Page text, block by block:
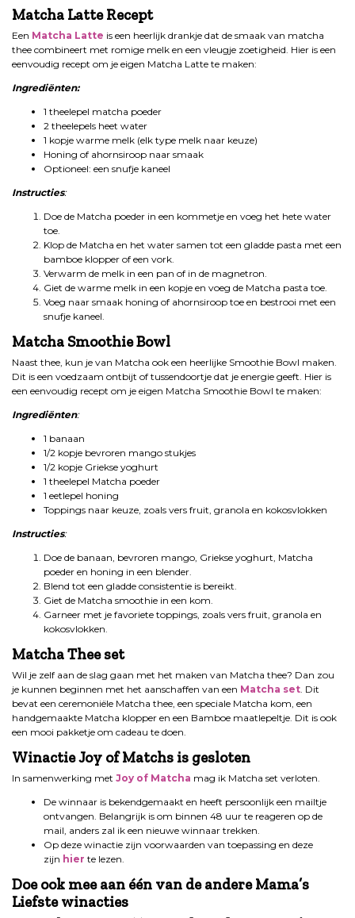
Matcha Latte Recept
Een Matcha Latte is een heerlijk drankje dat de smaak van matcha
thee combineert met romige melk en een vleugje zoetigheid. Hier is een
eenvoudig recept om je eigen Matcha Latte te maken:
Ingrediënten:
1 theelepel matcha poeder
2 theelepels heet water
1 kopje warme melk (elk type melk naar keuze)
Honing of ahornsiroop naar smaak
Optioneel: een snufje kaneel
Instructies:
Doe de Matcha poeder in een kommetje en voeg het hete water
toe.
Klop de Matcha en het water samen tot een gladde pasta met een
bamboe klopper of een vork.
Verwarm de melk in een pan of in de magnetron.
Giet de warme melk in een kopje en voeg de Matcha pasta toe.
Voeg naar smaak honing of ahornsiroop toe en bestrooi met een
snufje kaneel.
Matcha Smoothie Bowl
Naast thee, kun je van Matcha ook een heerlijke Smoothie Bowl maken.
Dit is een voedzaam ontbijt of tussendoortje dat je energie geeft. Hier is
een eenvoudig recept om je eigen Matcha Smoothie Bowl te maken:
Ingrediënten:
1 banaan
1/2 kopje bevroren mango stukjes
1/2 kopje Griekse yoghurt
1 theelepel Matcha poeder
1 eetlepel honing
Toppings naar keuze, zoals vers fruit, granola en kokosvlokken
Instructies:
Doe de banaan, bevroren mango, Griekse yoghurt, Matcha
poeder en honing in een blender.
Blend tot een gladde consistentie is bereikt.
Giet de Matcha smoothie in een kom.
Garneer met je favoriete toppings, zoals vers fruit, granola en
kokosvlokken.
Matcha Thee set
Wil je zelf aan de slag gaan met het maken van Matcha thee? Dan zou
je kunnen beginnen met het aanschaffen van een Matcha set . Dit
bevat een ceremoniële Matcha thee, een speciale Matcha kom, een
handgemaakte Matcha klopper en een Bamboe maatlepeltje. Dit is ook
een mooi pakketje om cadeau te doen.
Winactie Joy of Matchs is gesloten
In samenwerking met Joy of Matcha mag ik Matcha set verloten.
De winnaar is bekendgemaakt en heeft persoonlijk een mailtje
ontvangen. Belangrijk is om binnen 48 uur te reageren op de
mail, anders zal ik een nieuwe winnaar trekken.
Op deze winactie zijn voorwaarden van toepassing en deze
zijn hier te lezen.
Doe ook mee aan één van de andere Mama’s
Liefste winacties